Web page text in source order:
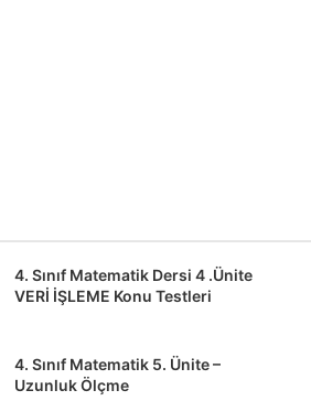
4. Sınıf Matematik Dersi 4 .Ünite
VERİ İŞLEME Konu Testleri
4. Sınıf Matematik 5. Ünite –
Uzunluk Ölçme